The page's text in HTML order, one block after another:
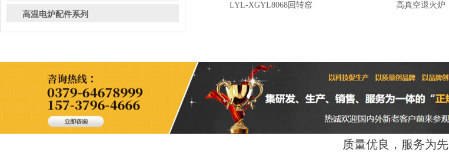
高温电炉配件系列
LYL-XGYL8068回转窑 高真空退火炉
质量优良，服务为先